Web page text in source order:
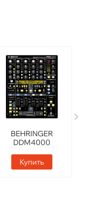
BEHRINGER
DDM4000
Купить